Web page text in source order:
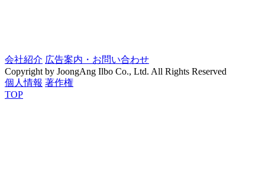
会社紹介 広告案内・お問い合わせ
Copyright by JoongAng Ilbo Co., Ltd. All Rights Reserved
個人情報 著作権
TOP